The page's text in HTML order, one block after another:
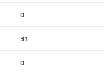
0
31
0